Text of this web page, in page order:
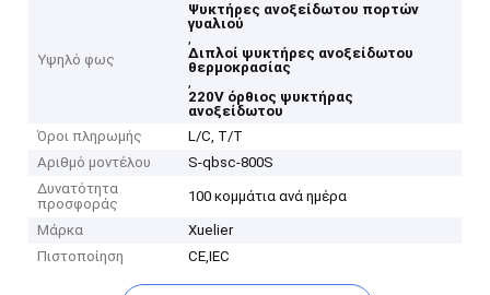
Υψηλό φως
Ψυκτήρες ανοξείδωτου πορτών
γυαλιού
,
Διπλοί ψυκτήρες ανοξείδωτου
θερμοκρασίας
,
220V όρθιος ψυκτήρας
ανοξείδωτου
Όροι πληρωμής
L/C, T/T
Αριθμό μοντέλου
S-qbsc-800S
Δυνατότητα
προσφοράς
100 κομμάτια ανά ημέρα
Μάρκα
Xuelier
Πιστοποίηση
CE,IEC